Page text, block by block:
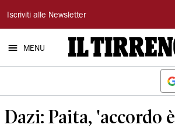
Il
Tirreno
Iscriviti alle Newsletter
MENU
Dazi: Paita, 'accordo è